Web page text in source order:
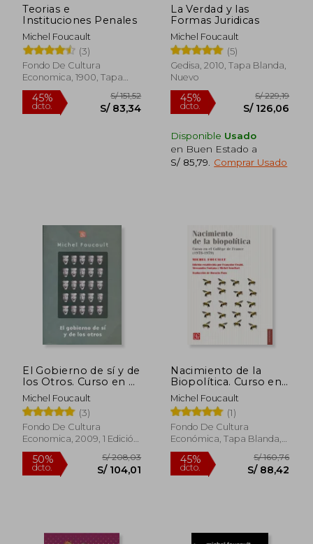
50%
dcto.
Teorias e
Instituciones Penales
Michel Foucault
(3)
Fondo De Cultura
Economica, 1900, Tapa
Blanda, Nuevo
La Verdad y las
Formas Juridicas
Michel Foucault
(5)
Gedisa, 2010, Tapa Blanda,
Nuevo
Disponible Usado
en Buen Estado a
S/ 85,79
Comprar Usado
El Gobierno de sí y de
los Otros. Curso en el
Collège de France
(1982-1983)
Michel Foucault
(3)
Fondo De Cultura
Economica, 2009, 1 Edición,
Tapa Blanda, Nuevo
Nacimiento de la
Biopolítica. Curso en
el Collége de France
(1978-1979)
Michel Foucault
(1)
Fondo De Cultura
Económica, Tapa Blanda,
Nuevo